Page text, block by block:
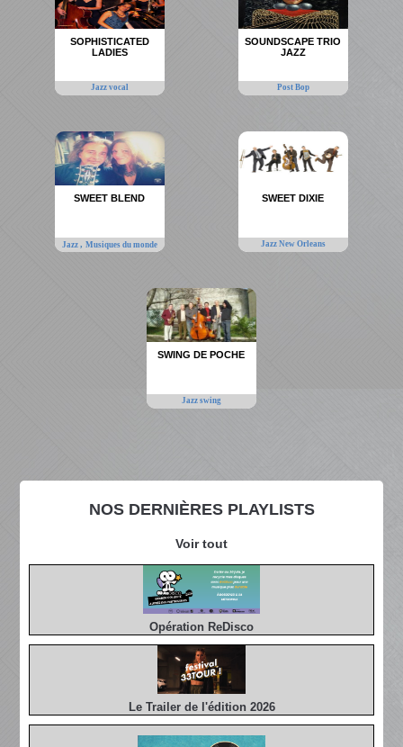
NOS DERNIÈRES PLAYLISTS
Voir tout
Opération ReDisco
Le Trailer de l'édition 2026
SOPHISTICATED
LADIES
Jazz vocal
SOUNDSCAPE TRIO
JAZZ
Post Bop
SWEET BLEND
Jazz , Musiques du monde
SWEET DIXIE
Jazz New Orleans
SWING DE POCHE
Jazz swing